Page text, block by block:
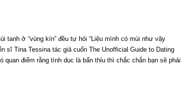
tanh ở “vùng kín” đều tự hỏi “Liệu mình có mùi như vậy
sĩ Tina Tessina tác giả cuốn The Unofficial Guide to Dating
quan điểm rằng tình dục là bẩn thỉu thì chắc chắn bạn sẽ phải